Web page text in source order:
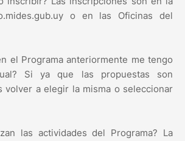
o en las Oficinas del
el Programa anteriormente me tengo
Si ya que las propuestas son
volver a elegir la misma o seleccionar
las actividades del Programa? La